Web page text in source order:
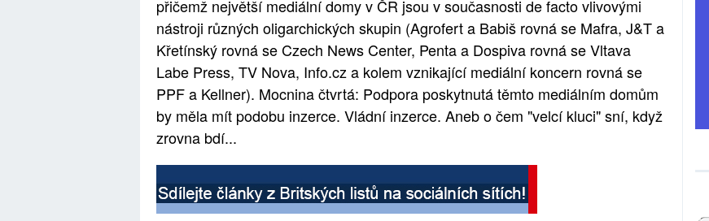
přičemž největší mediální domy v ČR jsou v současnosti de facto vlivovými
nástroji různých oligarchických skupin (Agrofert a Babiš rovná se Mafra, J&T a
Křetínský rovná se Czech News Center, Penta a Dospiva rovná se Vltava
Labe Press, TV Nova, Info.cz a kolem vznikající mediální koncern rovná se
PPF a Kellner). Mocnina čtvrtá: Podpora poskytnutá těmto mediálním domům
by měla mít podobu inzerce. Vládní inzerce. Aneb o čem "velcí kluci" sní, když
zrovna bdí...